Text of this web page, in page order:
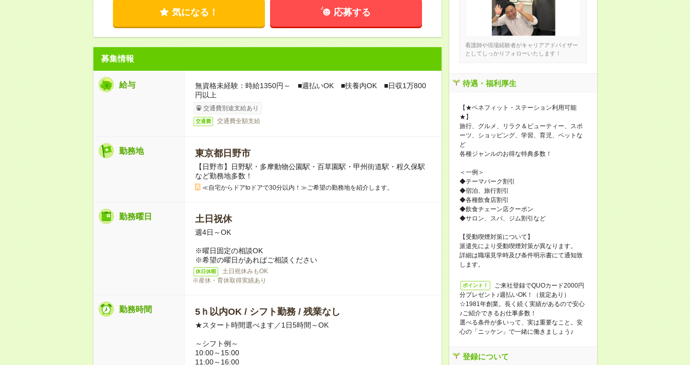
気になる！ 応募する
募集情報
給与
無資格未経験：時給1350円～ ■週払いOK ■扶養内OK ■日収1万800
円以上
交通費別途支給あり
交通費 交通費全額支給
勤務地 東京都日野市
【日野市】日野駅・多摩動物公園駅・百草園駅・甲州街道駅・程久保駅
など勤務地多数！
≪自宅からドアtoドアで30分以内！≫ご希望の勤務地を紹介します。
勤務曜日 土日祝休
週4日～OK
※曜日固定の相談OK
※希望の曜日があればご相談ください
休日休暇
土日祝休みもOK
※産休・育休取得実績あり
勤務時間 5ｈ以内OK / シフト勤務 / 残業なし
★スタート時間選べます／1日5時間～OK
～シフト例～
10:00～15:00
11:00～16:00
看護師や現場経験者がキャリアアドバイザー
としてしっかりフォローいたします！
待遇・福利厚生
【★ベネフィット・ステーション利用可能
★】
旅行、グルメ、リラク＆ビューティー、スポ
ーツ、ショッピング、学習、育児、ペットな
ど
各種ジャンルのお得な特典多数！
＜一例＞
◆テーマパーク割引
◆宿泊、旅行割引
◆各種飲食店割引
◆飲食チェーン店クーポン
◆サロン、スパ、ジム割引など
【受動喫煙対策について】
派遣先により受動喫煙対策が異なります。
詳細は職場見学時及び条件明示書にて通知致
します。
ポイント！
ご来社登録でQUOカード2000円
分プレゼント♪週払いOK！（規定あり）
☆1981年創業。長く続く実績があるので安心
♪ご紹介できるお仕事多数！
選べる条件が多いって、実は重要なこと。安
心の「ニッケン」で一緒に働きましょう♪
登録について